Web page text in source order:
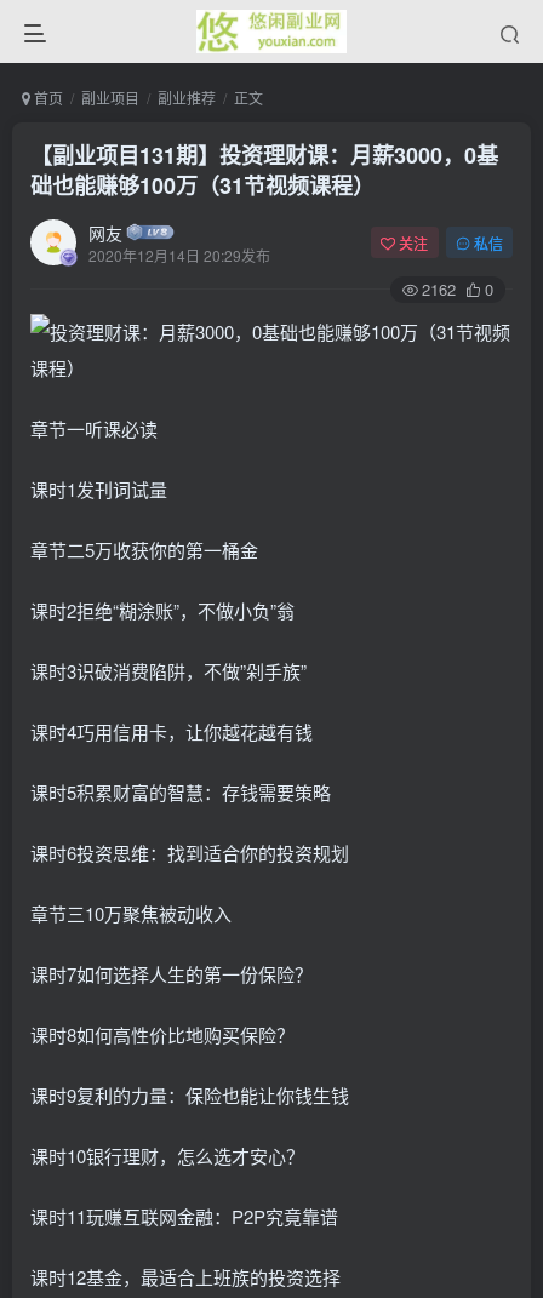
首页 副业项目 副业推荐 正文
【副业项目131期】投资理财课：月薪3000，0基
础也能赚够100万（31节视频课程）
网友
2020年12月14日 20:29发布
关注 私信
2162 0
章节一听课必读
课时1发刊词试量
章节二5万收获你的第一桶金
课时2拒绝“糊涂账”，不做小负”翁
课时3识破消费陷阱，不做”剁手族”
课时4巧用信用卡，让你越花越有钱
课时5积累财富的智慧：存钱需要策略
课时6投资思维：找到适合你的投资规划
章节三10万聚焦被动收入
课时7如何选择人生的第一份保险？
课时8如何高性价比地购买保险？
课时9复利的力量：保险也能让你钱生钱
课时10银行理财，怎么选才安心？
课时11玩赚互联网金融：P2P究竟靠谱
课时12基金，最适合上班族的投资选择